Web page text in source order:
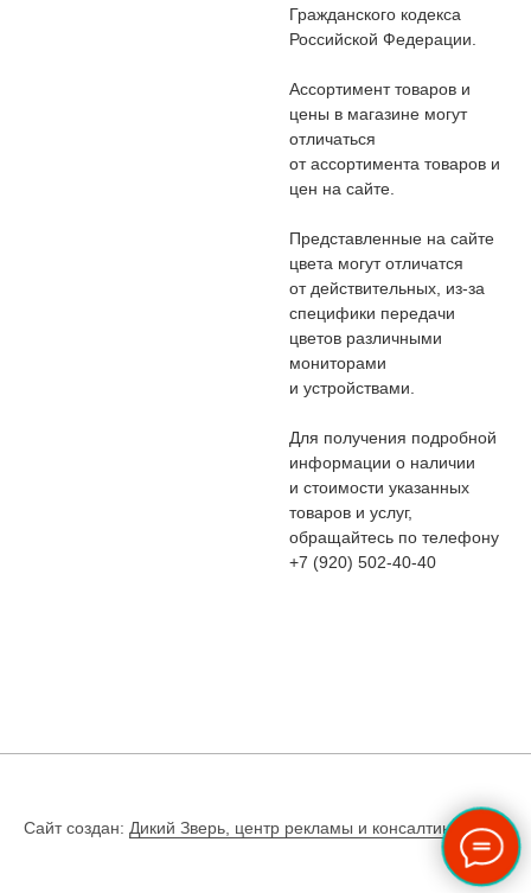
Гражданского кодекса
Российской Федерации.
Ассортимент товаров и
цены в магазине могут
отличаться
от ассортимента товаров и
цен на сайте.
Представленные на сайте
цвета могут отличатся
от действительных, из-за
специфики передачи
цветов различными
мониторами
и устройствами.
Для получения подробной
информации о наличии
и стоимости указанных
товаров и услуг,
обращайтесь по телефону
+7 (920) 502-40-40
Сайт создан: Дикий Зверь, центр рекламы и консалтинга